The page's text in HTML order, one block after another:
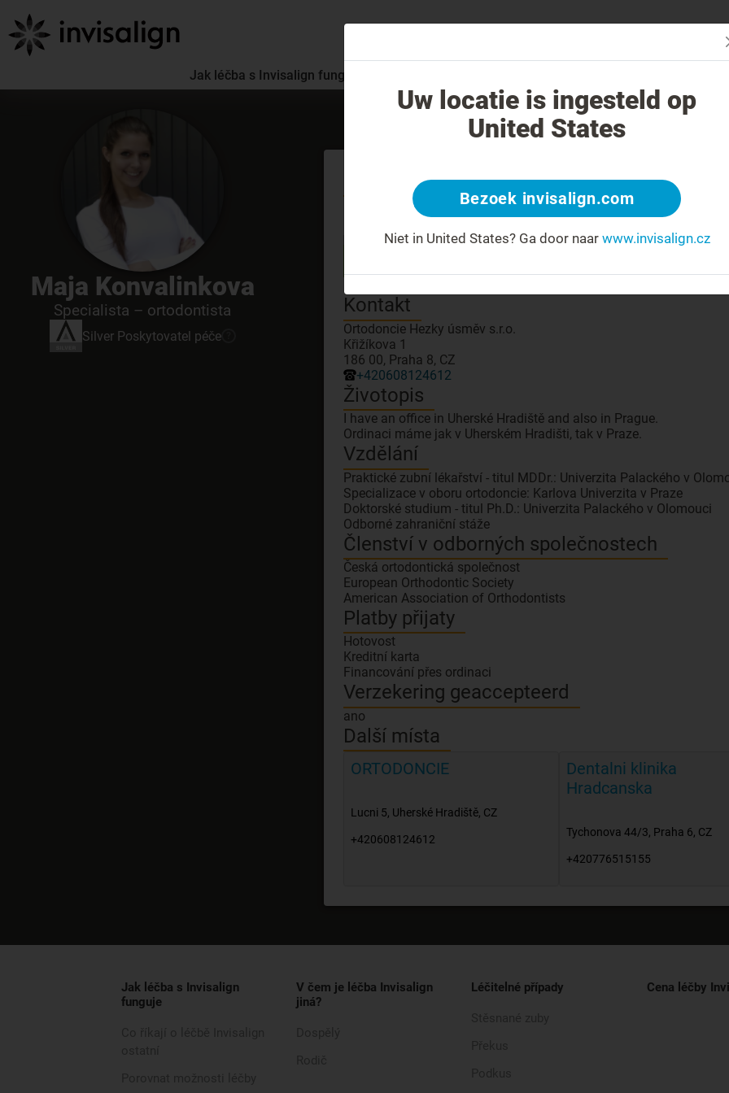
Jak léčba s Invisalign funguje
Maja Konvalinkova
Specialista – ortodontista
Silver Poskytovatel péče
Seznamte se se svým lékařem
GDC number: maja
Silver
Poskytovatel péče
Kontakt
Ortodoncie Hezky úsměv s.r.o.
Křižíkova 1
186 00, Praha 8, CZ
+420608124612
Životopis
I have an office in Uherské Hradiště and also in Prague.
Ordinaci máme jak v Uherském Hradišti, tak v Praze.
Vzdělání
Praktické zubní lékařství - titul MDDr.: Univerzita Palackého v
Specializace v oboru ortodoncie: Karlova Univerzita v Praze
Doktorské studium - titul Ph.D.: Univerzita Palackého v Olomouci
Odborné zahraniční stáže
Členství v odborných společnostech
Česká ortodontická společnost
European Orthodontic Society
American Association of Orthodontists
Platby přijaty
Hotovost
Kreditní karta
Financování přes ordinaci
Verzekering geaccepteerd
ano
Další místa
ORTODONCIE
Lucni 5, Uherské Hradiště, CZ
+420608124612
Dentalni klinika
Hradcanska
Tychonova 44/3, Praha 6, CZ
+420776515155
Jak léčba s Invisalign
funguje
V čem je léčba Invisalign
jiná?
Léčitelné případy Cena léčby
Uw locatie is ingesteld op
United States
Bezoek invisalign.com
Niet in United States? Ga door naar www.invisalign.cz